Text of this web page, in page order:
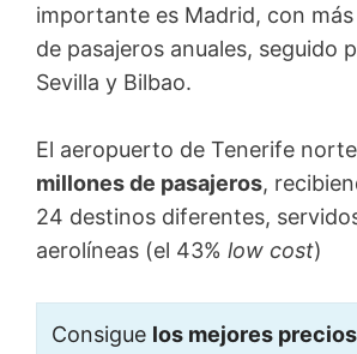
importante es Madrid, con
de pasajeros anuales, seguido
Sevilla y Bilbao.
El aeropuerto de Tenerife
millones de pasajeros,
24 destinos diferentes,
aerolíneas (el 43% low cost)
Consigue los mejores